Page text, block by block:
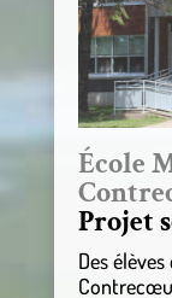
École
Projet
Des